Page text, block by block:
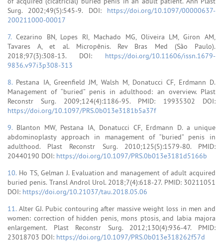
Surg. 2002;49(5):545-9. DOI: https://doi.org/10.1097/00000637-
200211000-00017
7. Cezarino BN, Lopes RI, Machado MG, Oliveira LM, Giron AM,
Tavares A, et al. Micropênis. Rev Bras Med (São Paulo).
2018;97(3):308-13. DOI: https://doi.org/10.11606/issn.1679-
9836.v97i3p308-313
8. Pestana IA, Greenfield JM, Walsh M, Donatucci CF, Erdmann D.
Management of “buried” penis in adulthood: an overview. Plast
Reconstr Surg. 2009;124(4):1186-95. PMID: 19935302 DOI:
https://doi.org/10.1097/PRS.0b013e3181b5a37f
9. Blanton MW, Pestana IA, Donatucci CF, Erdmann D. a unique
abdominoplasty approach in management of “buried” penis in
adulthood. Plast Reconstr Surg. 2010;125(5):1579-80. PMID:
20440190 DOI: https://doi.org/10.1097/PRS.0b013e3181d5166b
10. Ho TS, Gelman J. Evaluation and management of adult acquired
buried penis. Transl Androl Urol. 2018;7(4):618-27. PMID: 30211051
DOI: https://doi.org/10.21037/tau.2018.05.06
11. Alter GJ. Pubic contouring after massive weight loss in men and
women: correction of hidden penis, mons ptosis, and labia majora
enlargement. Plast Reconstr Surg. 2012;130(4):936-47. PMID:
23018703 DOI: https://doi.org/10.1097/PRS.0b013e318262f57d